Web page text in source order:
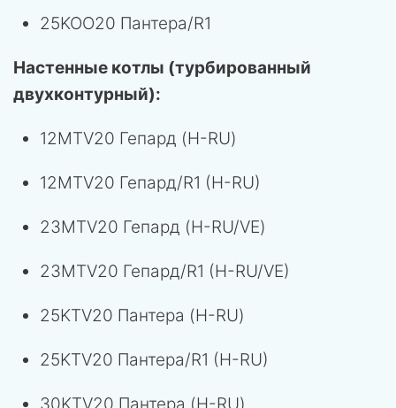
25KOO20 Пантера/R1
Настенные котлы (турбированный
двухконтурный):
12MTV20 Гепард (H-RU)
12MTV20 Гепард/R1 (H-RU)
23MTV20 Гепард (H-RU/VE)
23MTV20 Гепард/R1 (H-RU/VE)
25KTV20 Пантера (H-RU)
25KTV20 Пантера/R1 (H-RU)
30KTV20 Пантера (H-RU)